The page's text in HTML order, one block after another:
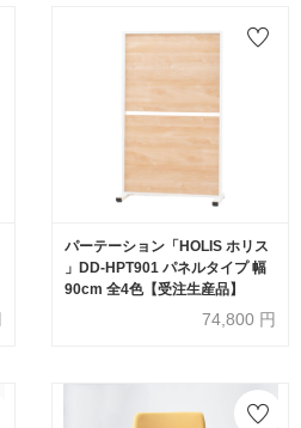
パーテーション「HOLIS ホリス
」DD-HPT901 パネルタイプ 幅
90cm 全4色【受注生産品】
74,800 円